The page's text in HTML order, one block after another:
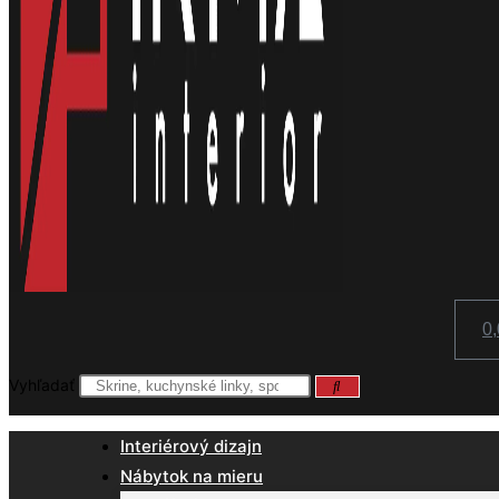
Vyhľadať
Interiérový dizajn
Nábytok na mieru